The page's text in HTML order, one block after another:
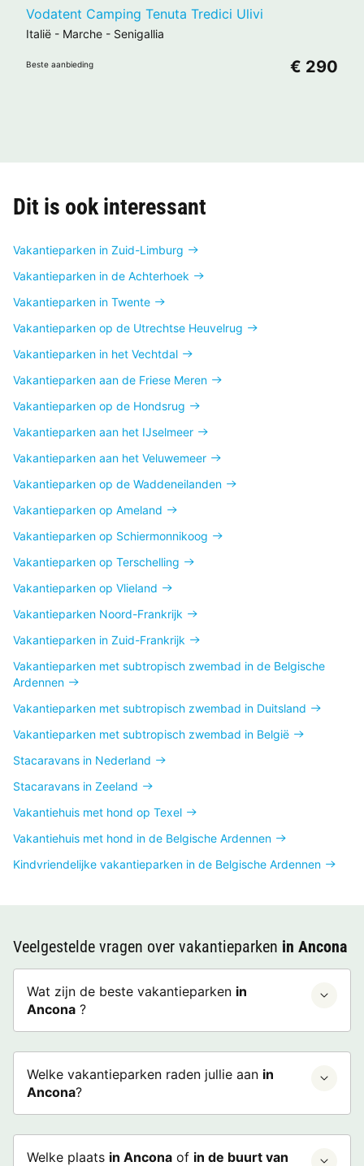
Vodatent Camping Tenuta Tredici Ulivi
Italië - Marche - Senigallia
Beste aanbieding € 290
Dit is ook interessant
Vakantieparken in Zuid-Limburg
Vakantieparken in de Achterhoek
Vakantieparken in Twente
Vakantieparken op de Utrechtse Heuvelrug
Vakantieparken in het Vechtdal
Vakantieparken aan de Friese Meren
Vakantieparken op de Hondsrug
Vakantieparken aan het IJselmeer
Vakantieparken aan het Veluwemeer
Vakantieparken op de Waddeneilanden
Vakantieparken op Ameland
Vakantieparken op Schiermonnikoog
Vakantieparken op Terschelling
Vakantieparken op Vlieland
Vakantieparken Noord-Frankrijk
Vakantieparken in Zuid-Frankrijk
Vakantieparken met subtropisch zwembad in de Belgische
Ardennen
Vakantieparken met subtropisch zwembad in Duitsland
Vakantieparken met subtropisch zwembad in België
Stacaravans in Nederland
Stacaravans in Zeeland
Vakantiehuis met hond op Texel
Vakantiehuis met hond in de Belgische Ardennen
Kindvriendelijke vakantieparken in de Belgische Ardennen
Veelgestelde vragen over vakantieparken in Ancona
Wat zijn de beste vakantieparken in
Ancona ?
Welke vakantieparken raden jullie aan in
Ancona?
Welke plaats in Ancona of in de buurt van